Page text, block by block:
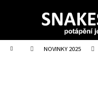
Domů NOVINKY 2025
í
Zpět
do
Zpět
do